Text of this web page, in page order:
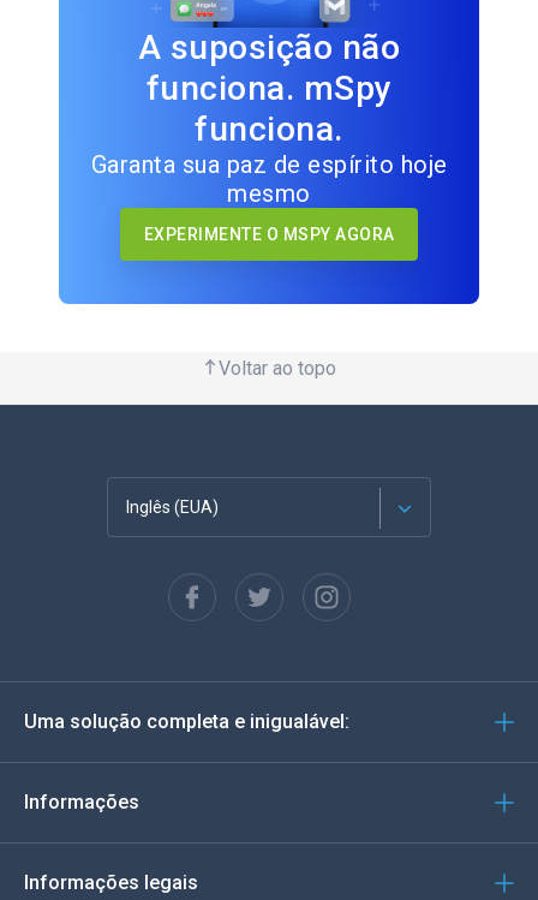
A suposição não
funciona. mSpy
funciona.
Garanta sua paz de espírito hoje
mesmo
EXPERIMENTE O MSPY AGORA
Voltar ao topo
Inglês (EUA)
Espanhol
Alemão
Italiano
Uma solução completa e inigualável:
Informações
Informações legais